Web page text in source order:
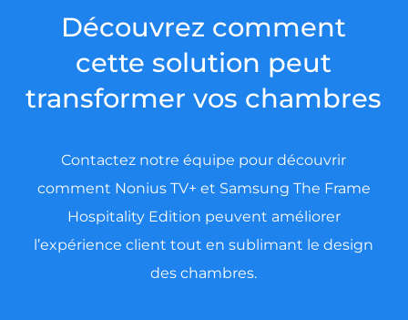
Découvrez comment
cette solution peut
transformer vos chambres
Contactez notre équipe pour découvrir
comment Nonius TV+ et Samsung The Frame
Hospitality Edition peuvent améliorer
l’expérience client tout en sublimant le design
des chambres.